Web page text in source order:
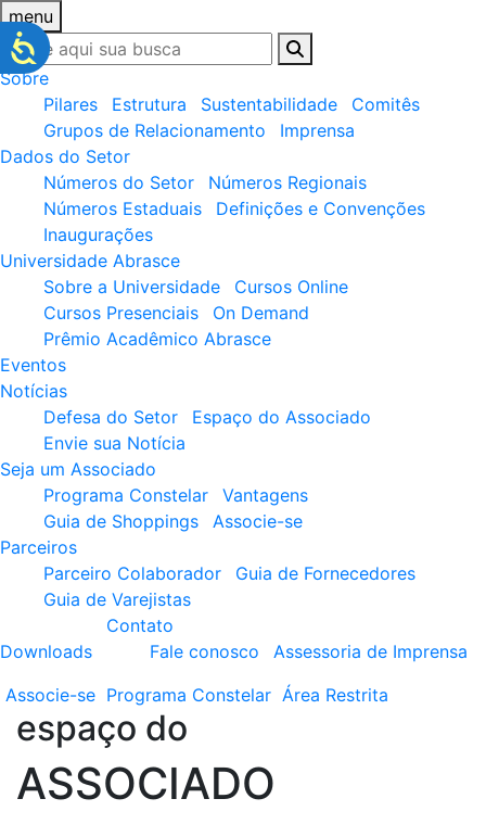
menu
Sobre
Pilares
Estrutura Sustentabilidade
Comitês
Grupos de Relacionamento
Imprensa
Dados do Setor
Números do Setor
Números Regionais
Números Estaduais
Definições e Convenções
Inaugurações
Universidade Abrasce
Sobre a Universidade
Cursos Online
Cursos Presenciais
On Demand
Prêmio Acadêmico Abrasce
Eventos
Notícias
Defesa do Setor
Espaço do Associado
Envie sua Notícia
Seja um Associado
Programa Constelar
Vantagens
Guia de Shoppings
Associe-se
Parceiros
Parceiro Colaborador
Guia de Fornecedores
Guia de Varejistas
Downloads
Contato
Fale conosco
Assessoria de Imprensa
Associe-se Programa Constelar Área Restrita
espaço do
ASSOCIADO